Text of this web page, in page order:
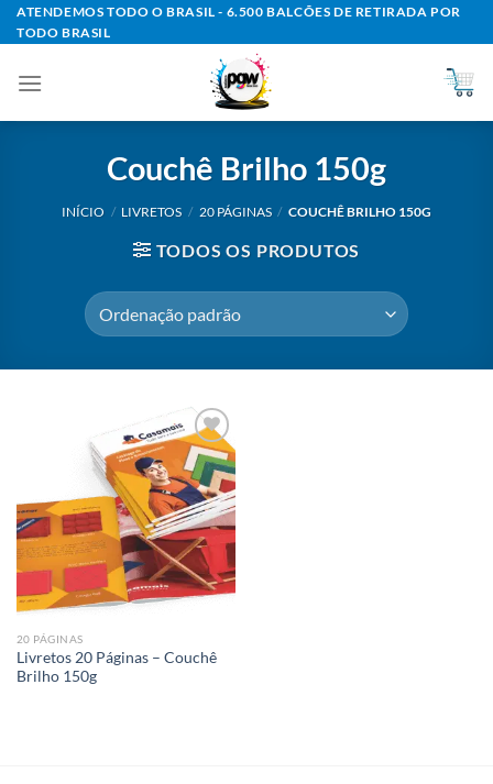
Skip
to
ATENDEMOS TODO O BRASIL - 6.500 BALCÕES DE RETIRADA POR
TODO BRASIL
Couchê Brilho 150g
INÍCIO / LIVRETOS / 20 PÁGINAS / COUCHÊ BRILHO 150G
TODOS OS PRODUTOS
Add to
wishlist
20 PÁGINAS
Livretos 20 Páginas – Couchê
Brilho 150g